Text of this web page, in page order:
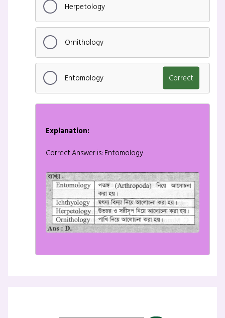
Herpetology
Ornithology
Entomology Correct
Explanation:
Correct Answer is: Entomology